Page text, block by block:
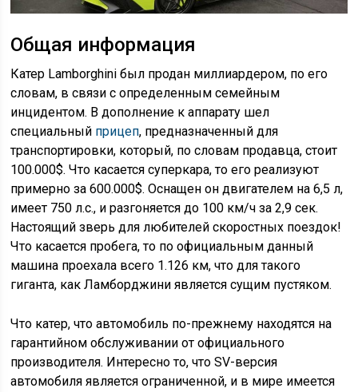
Общая информация
Катер Lamborghini был продан миллиардером, по его
словам, в связи с определенным семейным
инцидентом. В дополнение к аппарату шел
специальный прицеп, предназначенный для
транспортировки, который, по словам продавца, стоит
100.000$. Что касается суперкара, то его реализуют
примерно за 600.000$. Оснащен он двигателем на 6,5 л,
имеет 750 л.с., и разгоняется до 100 км/ч за 2,9 сек.
Настоящий зверь для любителей скоростных поездок!
Что касается пробега, то по официальным данный
машина проехала всего 1.126 км, что для такого
гиганта, как Ламборджини является сущим пустяком.
Что катер, что автомобиль по-прежнему находятся на
гарантийном обслуживании от официального
производителя. Интересно то, что SV-версия
автомобиля является ограниченной, и в мире имеется